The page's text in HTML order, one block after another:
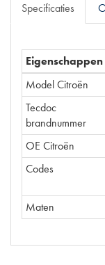
Specificaties
Eigenschappen
Model Citroën
Tecdoc
brandnummer
OE Citroën
Codes
Maten